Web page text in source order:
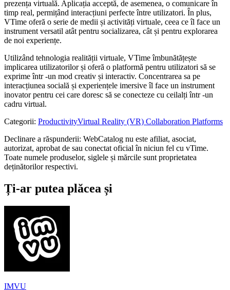
prezența virtuală. Aplicația acceptă, de asemenea, o comunicare în
timp real, permițând interacțiuni perfecte între utilizatori. În plus,
VTime oferă o serie de medii și activități virtuale, ceea ce îl face un
instrument versatil atât pentru socializarea, cât și pentru explorarea
de noi experiențe.
Utilizând tehnologia realității virtuale, VTime îmbunătățește
implicarea utilizatorilor și oferă o platformă pentru utilizatori să se
exprime într -un mod creativ și interactiv. Concentrarea sa pe
interacțiunea socială și experiențele imersive îl face un instrument
inovator pentru cei care doresc să se conecteze cu ceilalți într -un
cadru virtual.
Categorii: ProductivityVirtual Reality (VR) Collaboration Platforms
Declinare a răspunderii: WebCatalog nu este afiliat, asociat,
autorizat, aprobat de sau conectat oficial în niciun fel cu vTime.
Toate numele produselor, siglele și mărcile sunt proprietatea
deținătorilor respectivi.
Ți-ar putea plăcea și
IMVU